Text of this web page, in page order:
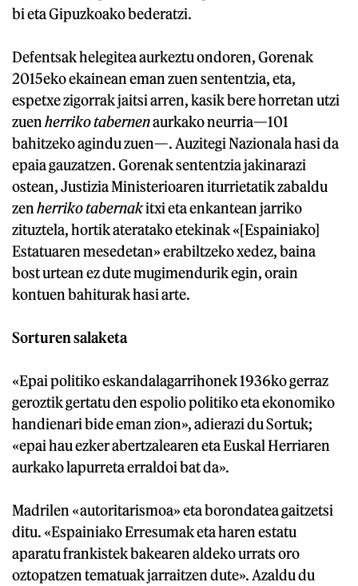
bi eta Gipuzkoako bederatzi.
Defentsak helegitea aurkeztu ondoren, Gorenak
2015eko ekainean eman zuen sententzia, eta,
espetxe zigorrak jaitsi arren, kasik bere horretan utzi
zuenherriko tabernenaurkako neurria—101
bahitzeko agindu zuen—. Auzitegi Nazionala hasi da
epaia gauzatzen. Gorenak sententzia jakinarazi
ostean, Justizia Ministerioaren iturrietatik zabaldu
zenherriko tabernakitxi eta enkantean jarriko
zituztela, hortik ateratako etekinak «[Espainiako]
Estatuaren mesedetan» erabiltzeko xedez, baina
bost urtean ez dute mugimendurik egin, orain
kontuen bahiturak hasi arte.
Sorturen salaketa
«Epai politiko eskandalagarrihonek 1936ko gerraz
geroztik gertatu den espolio politiko eta ekonomiko
handienari bide eman zion», adierazi du Sortuk;
«epai hau ezker abertzalearen eta Euskal Herriaren
aurkako lapurreta erraldoi bat da».
Madrilen «autoritarismoa» eta borondatea gaitzetsi
ditu. «Espainiako Erresumak eta haren estatu
aparatu frankistek bakearen aldeko urrats oro
oztopatzen tematuak jarraitzen dute». Azaldu du